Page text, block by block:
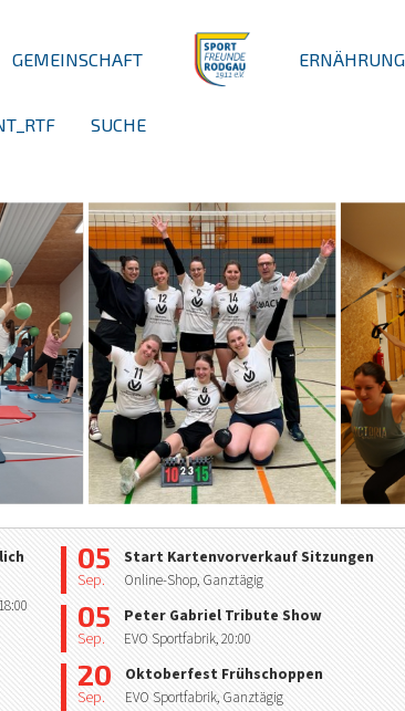
GEMEINSCHAFT ERNÄHRUNG
SUCHE
05
Sep.
Start Kartenvorverkauf Sitzungen
Online-Shop, Ganztägig
05
Sep.
Peter Gabriel Tribute Show
EVO Sportfabrik,20:00
20
Sep.
Oktoberfest Frühschoppen
EVO Sportfabrik, Ganztägig